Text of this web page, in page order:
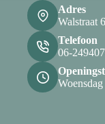
Adres
Walstraat
Telefoon
06-